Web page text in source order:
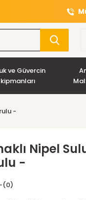
ve Güvercin
-
Nipel
-
(0)